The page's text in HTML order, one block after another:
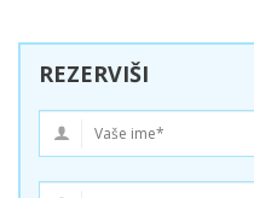
REZERVIŠI